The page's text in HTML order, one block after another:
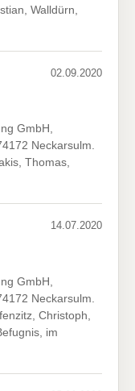
Walldürn,
02.09.2020
GmbH,
Neckarsulm.
Thomas,
14.07.2020
GmbH,
Neckarsulm.
Christoph,
im